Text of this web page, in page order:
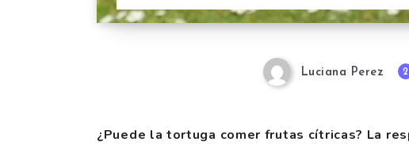
Luciana Perez 2
¿Puede la tortuga comer frutas cítricas? La